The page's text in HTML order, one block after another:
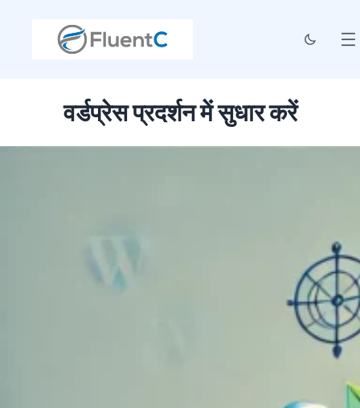
वर्डप्रेस प्रदर्शन में सुधार करें